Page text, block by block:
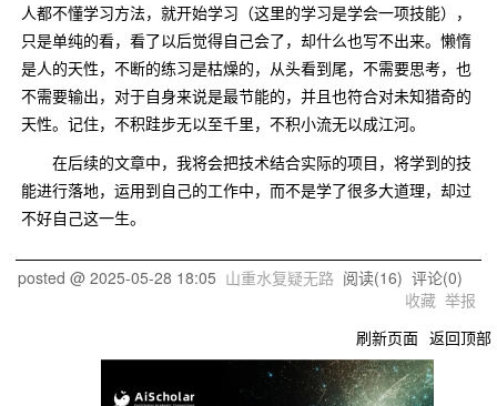
人都不懂学习方法，就开始学习（这里的学习是学会一项技能），
只是单纯的看，看了以后觉得自己会了，却什么也写不出来。懒惰
是人的天性，不断的练习是枯燥的，从头看到尾，不需要思考，也
不需要输出，对于自身来说是最节能的，并且也符合对未知猎奇的
天性。记住，不积跬步无以至千里，不积小流无以成江河。
在后续的文章中，我将会把技术结合实际的项目，将学到的技
能进行落地，运用到自己的工作中，而不是学了很多大道理，却过
不好自己这一生。
posted @ 2025-05-28 18:05 山重水复疑无路 阅读(16) 评论(0)
收藏 举报
刷新页面 返回顶部